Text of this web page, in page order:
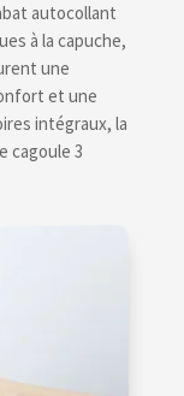
autocollant
à la capuche,
une
et une
intégraux, la
cagoule 3